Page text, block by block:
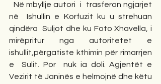
Në mbyllje autori  i  trasferon ngjarjet
në  Ishullin e Korfuzit ku u strehuan
qindëra  Suljot dhe ku Foto Xhavella, i
mirëpritur nga autoritetet e
ishullit,përgatiste kthimin për rimarrjen
e  Sulit. Por  nuk ia doli. Agjentët e
Vezirit të Janinës e helmojnë dhe këtu